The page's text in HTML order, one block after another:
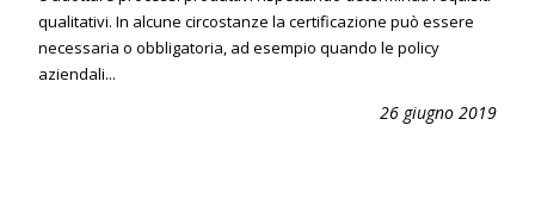
qualitativi. In alcune circostanze la certificazione può essere
necessaria o obbligatoria, ad esempio quando le policy
aziendali...
26 giugno 2019